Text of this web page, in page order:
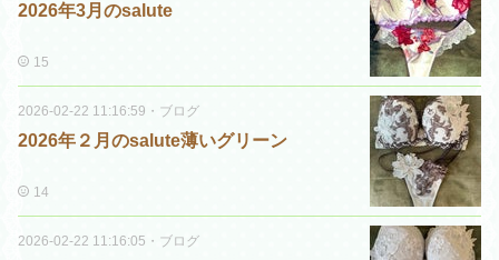
2026年3月のsalute
15
2026-02-22 11:16:59 ・ ブログ
2026年２月のsalute薄いグリーン
14
2026-02-22 11:16:05 ・ ブログ